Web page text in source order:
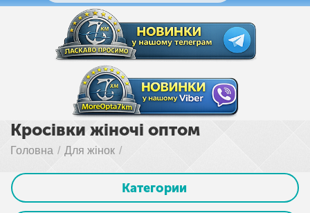
Кросівки жіночі оптом
Головна / Для жінок /
Категории